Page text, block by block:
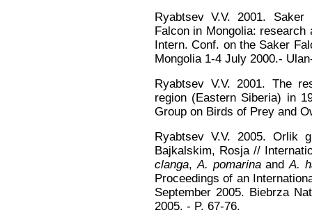
Ryabtsev V.V. 2001.
Falcon in Mongolia:
Intern. Conf. on the Saker
Mongolia 1-4 July 2000.-
Ryabtsev V.V. 2001. The
region (Eastern Siberia) in
Group on Birds of Prey and
Ryabtsev V.V. 2005. Orlik
Bajkalskim, Rosja //
clanga,A. pomarinaandA.
Proceedings of an
September 2005. Biebrza
2005. - P. 67-76.